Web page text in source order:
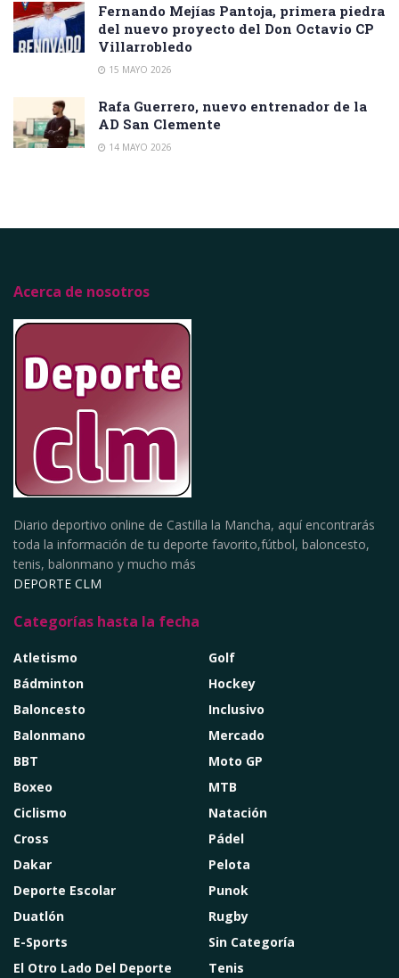
Fernando Mejías Pantoja, primera piedra
del nuevo proyecto del Don Octavio CP
Villarrobledo
15 MAYO 2026
Rafa Guerrero, nuevo entrenador de la
AD San Clemente
14 MAYO 2026
Acerca de nosotros
Diario deportivo online de Castilla la Mancha, aquí encontrarás
toda la información de tu deporte favorito,fútbol, baloncesto,
tenis, balonmano y mucho más
DEPORTE CLM
Categorías hasta la fecha
Atletismo
Bádminton
Baloncesto
Balonmano
BBT
Boxeo
Ciclismo
Cross
Dakar
Deporte Escolar
Duatlón
E-Sports
El Otro Lado Del Deporte
Golf
Hockey
Inclusivo
Mercado
Moto GP
MTB
Natación
Pádel
Pelota
Punok
Rugby
Sin Categoría
Tenis